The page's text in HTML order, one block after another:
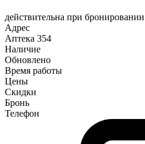
действительна при бронировании
Адрес
Аптека 354
Наличие
Обновлено
Время работы
Цены
Скидки
Бронь
Телефон